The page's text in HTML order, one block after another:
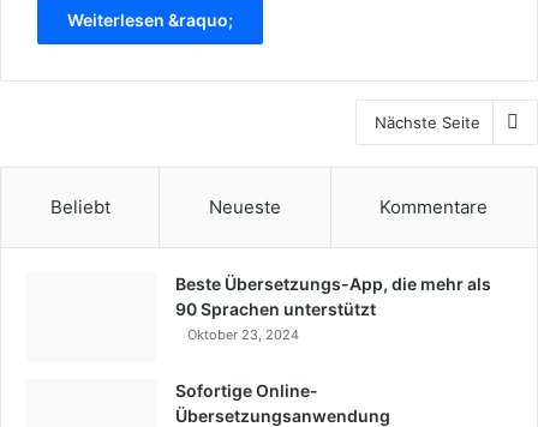
Weiterlesen &raquo;
Nächste Seite
Beliebt Neueste Kommentare
Beste Übersetzungs-App, die mehr als
90 Sprachen unterstützt
Oktober 23, 2024
Sofortige Online-
Übersetzungsanwendung